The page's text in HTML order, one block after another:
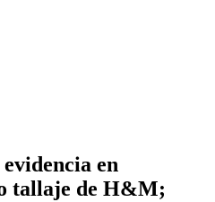
en
tallaje de H&M;